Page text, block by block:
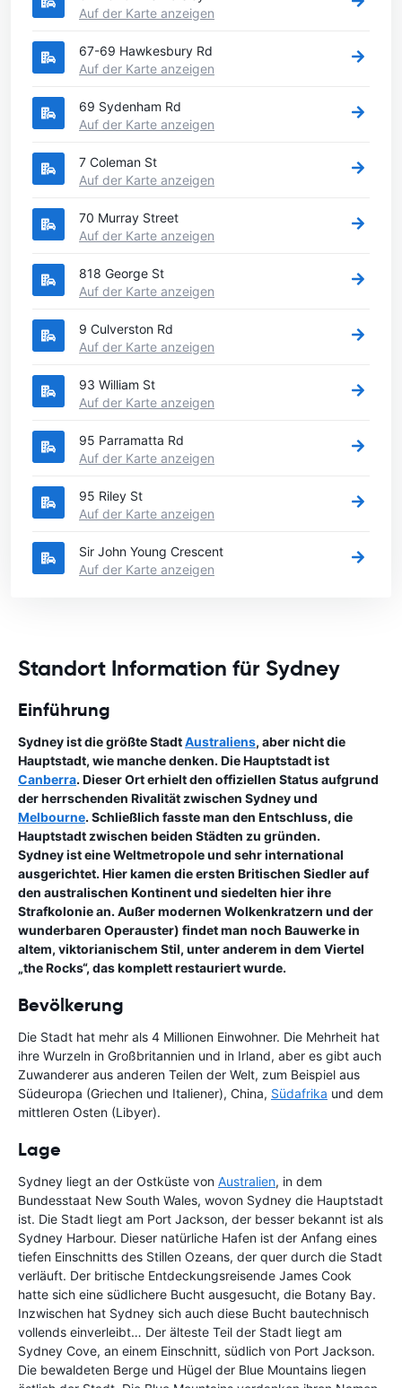
Auf der Karte anzeigen
67-69 Hawkesbury Rd
Auf der Karte anzeigen
69 Sydenham Rd
Auf der Karte anzeigen
7 Coleman St
Auf der Karte anzeigen
70 Murray Street
Auf der Karte anzeigen
818 George St
Auf der Karte anzeigen
9 Culverston Rd
Auf der Karte anzeigen
93 William St
Auf der Karte anzeigen
95 Parramatta Rd
Auf der Karte anzeigen
95 Riley St
Auf der Karte anzeigen
Sir John Young Crescent
Auf der Karte anzeigen
Standort Information für Sydney
Einführung
Sydney ist die größte StadtAustraliens, aber nicht die
Hauptstadt, wie manche denken. Die Hauptstadt ist
Canberra. Dieser Ort erhielt den offiziellen Status aufgrund
der herrschenden Rivalität zwischen Sydney und
Melbourne. Schließlich fasste man den Entschluss, die
Hauptstadt zwischen beiden Städten zu gründen.
Sydney ist eine Weltmetropole und sehr international
ausgerichtet. Hier kamen die ersten Britischen Siedler auf
den australischen Kontinent und siedelten hier ihre
Strafkolonie an. Außer modernen Wolkenkratzern und der
wunderbaren Operauster) findet man noch Bauwerke in
altem, viktorianischem Stil, unter anderem in dem Viertel
„the Rocks“, das komplett restauriert wurde.
Bevölkerung
Die Stadt hat mehr als 4 Millionen Einwohner. Die Mehrheit hat
ihre Wurzeln in Großbritannien und in Irland, aber es gibt auch
Zuwanderer aus anderen Teilen der Welt, zum Beispiel aus
Südeuropa (Griechen und Italiener), China, Südafrika und dem
mittleren Osten (Libyer).
Lage
Sydney liegt an der Ostküste von Australien, in dem
Bundesstaat New South Wales, wovon Sydney die Hauptstadt
ist. Die Stadt liegt am Port Jackson, der besser bekannt ist als
Sydney Harbour. Dieser natürliche Hafen ist der Anfang eines
tiefen Einschnitts des Stillen Ozeans, der quer durch die Stadt
verläuft. Der britische Entdeckungsreisende James Cook
hatte sich eine südlichere Bucht ausgesucht, die Botany Bay.
Inzwischen hat Sydney sich auch diese Bucht bautechnisch
vollends einverleibt… Der älteste Teil der Stadt liegt am
Sydney Cove, an einem Einschnitt, südlich von Port Jackson.
Die bewaldeten Berge und Hügel der Blue Mountains liegen